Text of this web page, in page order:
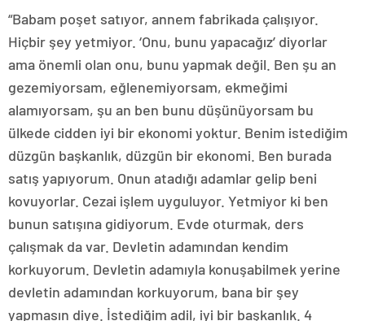
“Babam poşet satıyor, annem fabrikada çalışıyor.
Hiçbir şey yetmiyor. ‘Onu, bunu yapacağız’ diyorlar
ama önemli olan onu, bunu yapmak değil. Ben şu an
gezemiyorsam, eğlenemiyorsam, ekmeğimi
alamıyorsam, şu an ben bunu düşünüyorsam bu
ülkede cidden iyi bir ekonomi yoktur. Benim istediğim
düzgün başkanlık, düzgün bir ekonomi. Ben burada
satış yapıyorum. Onun atadığı adamlar gelip beni
kovuyorlar. Cezai işlem uyguluyor. Yetmiyor ki ben
bunun satışına gidiyorum. Evde oturmak, ders
çalışmak da var. Devletin adamından kendim
korkuyorum. Devletin adamıyla konuşabilmek yerine
devletin adamından korkuyorum, bana bir şey
yapmasın diye. İstediğim adil, iyi bir başkanlık. 4